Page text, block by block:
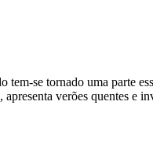
se tornado uma parte
apresenta verões quentes e